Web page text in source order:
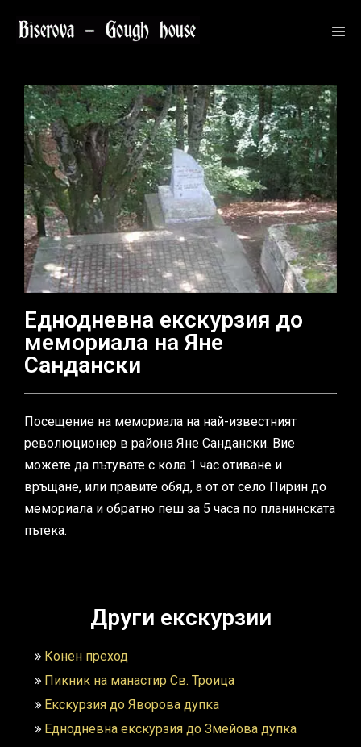
Еднодневна екскурзия до
мемориала на Яне
Сандански
Посещение на мемориала на най-известният
революционер в района Яне Сандански. Вие
можете да пътувате с кола 1 час отиване и
връщане, или правите обяд, а от от село Пирин до
мемориала и обратно пеш за 5 часа по планинската
пътека.
Други екскурзии
Конен преход
Пикник на манастир Св. Троица
Екскурзия до Яворова дупка
Еднодневна екскурзия до Змейова дупка